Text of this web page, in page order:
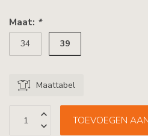
Maat: *
34 39
Maattabel
TOEVOEGEN